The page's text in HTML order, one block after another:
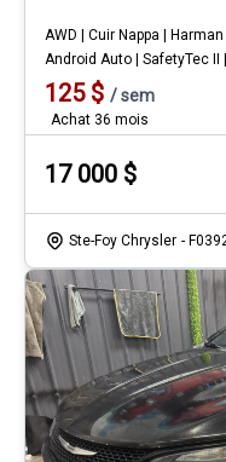
AWD | Cuir Nappa |
Android Auto | SafetyTec
125$ /sem
Achat 36 mois
17 000 $
Ste-Foy Chrysler -